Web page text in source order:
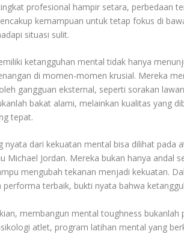
profesional hampir setara, perbedaan
kemampuan untuk tetap fokus di
situasi sulit.
ketangguhan mental tidak hanya
di momen-momen krusial. Mereka
gangguan eksternal, seperti sorakan
bakat alami, melainkan kualitas yang
tepat.
nyata dari kekuatan mental bisa dilihat pada
Michael Jordan. Mereka bukan hanya andal
mengubah tekanan menjadi kekuatan.
performa terbaik, bukti nyata bahwa
membangun mental toughness
atlet, program latihan mental yang